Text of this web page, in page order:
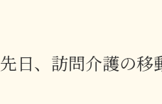
先日、訪問介護の移